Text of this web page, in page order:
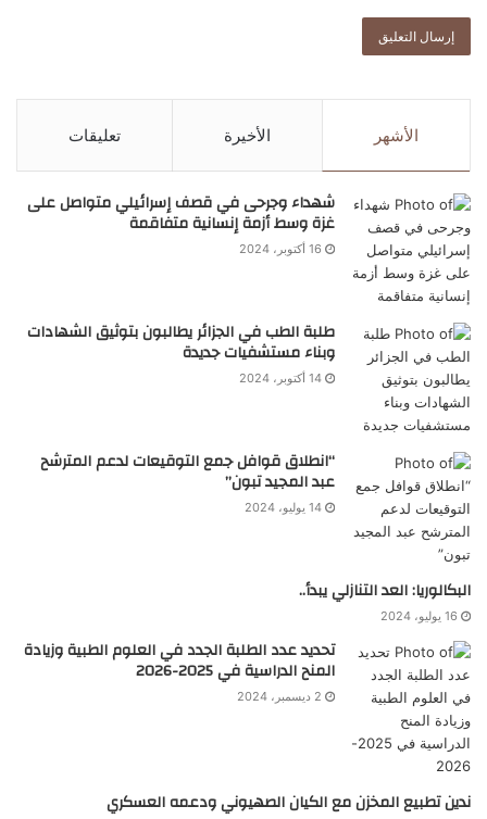
الأشهر الأخيرة تعليقات
شهداء وجرحى في قصف إسرائيلي متواصل على
غزة وسط أزمة إنسانية متفاقمة
16 أكتوبر، 2024
طلبة الطب في الجزائر يطالبون بتوثيق الشهادات
وبناء مستشفيات جديدة
14 أكتوبر، 2024
“انطلاق قوافل جمع التوقيعات لدعم المترشح
عبد المجيد تبون”
14 يوليو، 2024
البكالوريا: العد التنازلي يبدأ..
16 يوليو، 2024
تحديد عدد الطلبة الجدد في العلوم الطبية وزيادة
المنح الدراسية في 2025-2026
2 ديسمبر، 2024
ندين تطبيع المخزن مع الكيان الصهيوني ودعمه العسكري